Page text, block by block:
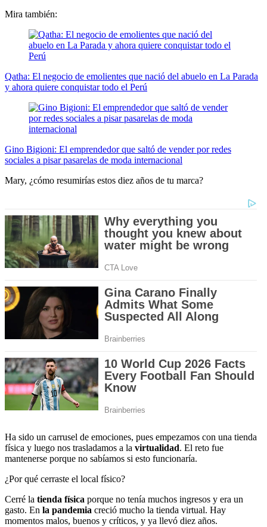
Mira también:
Qatha: El negocio de emolientes que nació del abuelo en La Parada
y ahora quiere conquistar todo el Perú
Gino Bigioni: El emprendedor que saltó de vender por redes
sociales a pisar pasarelas de moda internacional
Mary, ¿cómo resumirías estos diez años de tu marca?
Ha sido un carrusel de emociones, pues empezamos con una tienda
física y luego nos trasladamos a la virtualidad. El reto fue
mantenerse porque no sabíamos si esto funcionaría.
¿Por qué cerraste el local físico?
Cerré la tienda física porque no tenía muchos ingresos y era un
gasto. En la pandemia creció mucho la tienda virtual. Hay
momentos malos, buenos y críticos, y ya llevó diez años.